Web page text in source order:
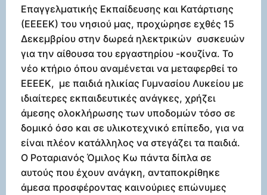
Επαγγελματικής Εκπαίδευσης και Κατάρτισης
(ΕΕΕΕΚ) του νησιού μας, προχώρησε εχθές 15
Δεκεμβρίου στην δωρεά ηλεκτρικών συσκευών
για την αίθουσα του εργαστηρίου -κουζίνα. Το
νέο κτήριο όπου αναμένεται να μεταφερθεί το
ΕΕΕΕΚ, με παιδιά ηλικίας Γυμνασίου Λυκείου με
ιδιαίτερες εκπαιδευτικές ανάγκες, χρήζει
άμεσης ολοκλήρωσης των υποδομών τόσο σε
δομικό όσο και σε υλικοτεχνικό επίπεδο, για να
είναι πλέον κατάλληλος να στεγάζει τα παιδιά.
Ο Ροταριανός Όμιλος Κω πάντα δίπλα σε
αυτούς που έχουν ανάγκη, ανταποκρίθηκε
άμεσα προσφέροντας καινούριες επώνυμες